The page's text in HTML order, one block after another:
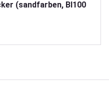
(sandfarben, BI100